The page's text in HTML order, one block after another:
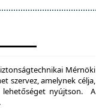
Mérnöki
szervez, amelynek célja,
lehetőséget nyújtson. A